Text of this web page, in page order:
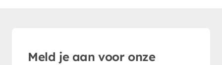
Meld je aan voor onze